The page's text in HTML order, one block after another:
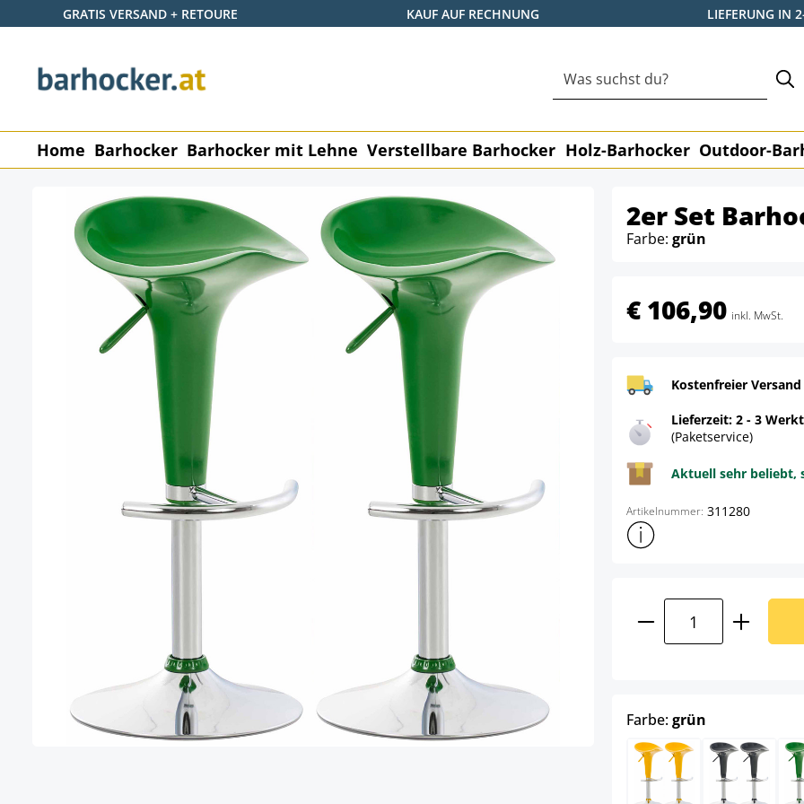
Hauptinhalt springen
Zur Suche springen
Zur Hauptnavigation springen
GRATIS VERSAND + RETOURE KAUF AUF RECHNUNG LIEFERUNG IN
Home Barhocker Barhocker mit Lehne Verstellbare Barhocker Holz-Barhocker Outdoor-
2er Set
Farbe: grün
€ 106,90 inkl. MwSt.
Kostenfreier
Lieferzeit: 2 - 3
(Paketservice)
Aktuell sehr beliebt,
Artikelnummer: 311280
Weitere
Produkt Anzahl:
Farbe:grün
gelb grau